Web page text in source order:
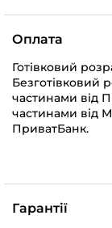
Оплата
Готівковий
Безготівковий
частинами від
частинами від
ПриватБанк.
Гарантії